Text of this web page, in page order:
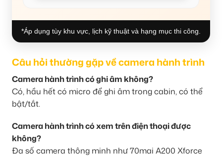
*Áp dụng tùy khu vực, lịch kỹ thuật và hạng mục thi công.
Câu hỏi thường gặp về camera hành trình
Camera hành trình có ghi âm không?
Có, hầu hết có micro để ghi âm trong cabin, có thể
bật/tắt.
Camera hành trình có xem trên điện thoại được
không?
Đa số camera thông minh như 70mai A200 Xforce